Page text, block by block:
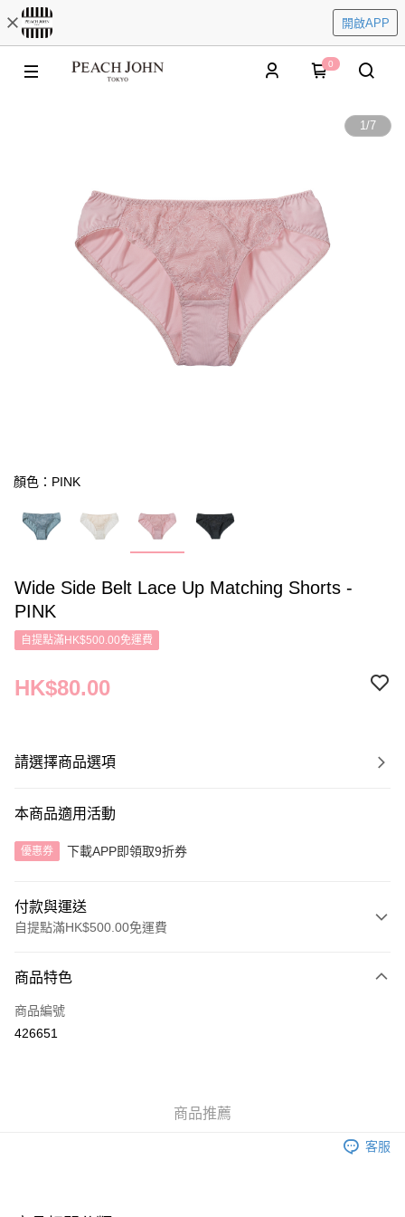
開啟APP
0
1/7
顏色：PINK
Wide Side Belt Lace Up Matching Shorts -
PINK
自提點滿HK$500.00免運費
HK$80.00
請選擇商品選項
本商品適用活動
優惠券 下載APP即領取9折券
付款與運送
自提點滿HK$500.00免運費
信用卡
AlipayHK
每筆HK$40.00，滿HK$500.00或以上免運費
商品特色
商品編號
426651
商品推薦
客服